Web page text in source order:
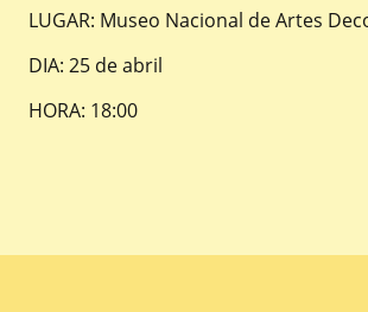
LUGAR: Museo Nacional de Artes
DIA: 25 de abril
HORA: 18:00